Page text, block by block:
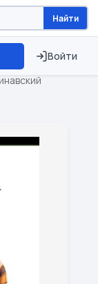
Найти
Войти
15 ДНЕЙ